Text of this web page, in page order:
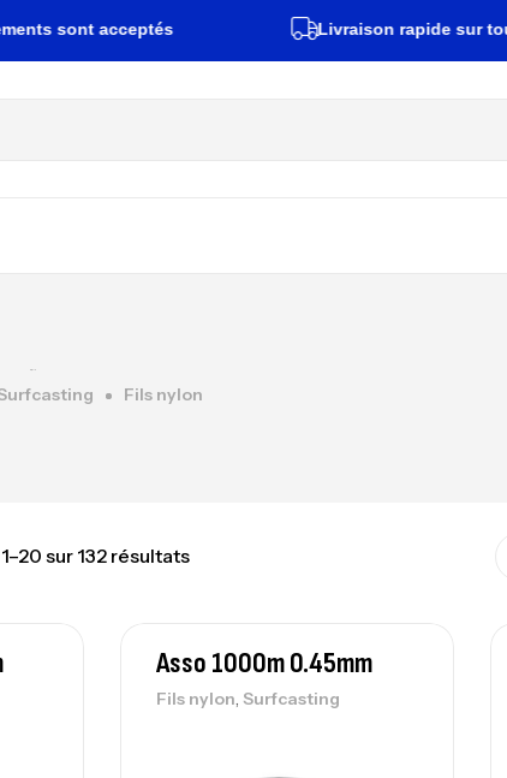
acceptés Livraison rapide sur toute la
Fils nylon
sur 132 résultats
Asso 1000m 0.45mm
Fils nylon, Surfcasting